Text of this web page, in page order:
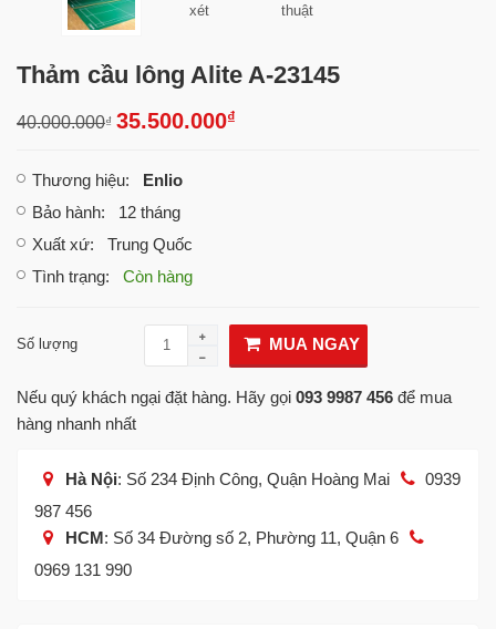
xét
thuật
Thảm cầu lông Alite A-23145
40.000.000₫ 35.500.000₫
Thương hiệu: Enlio
Bảo hành: 12 tháng
Xuất xứ: Trung Quốc
Tình trạng: Còn hàng
Số lượng MUA NGAY
Nếu quý khách ngại đặt hàng. Hãy gọi 093 9987 456 để mua
hàng nhanh nhất
Hà Nội: Số 234 Định Công, Quận Hoàng Mai
0939
987 456
HCM: Số 34 Đường số 2, Phường 11, Quận 6
0969 131 990